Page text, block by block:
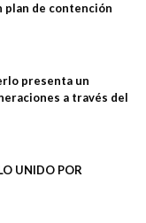
plan de contención
presenta un
a través del
UNIDO POR